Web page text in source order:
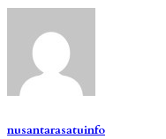
nusantarasatuinfo